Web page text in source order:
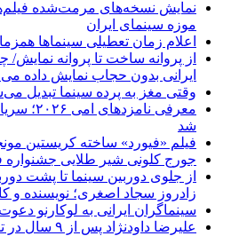
نمایش نسخه‌های مرمت‌شده
موزه سینمای ایران
اعلام زمان تعطیلی سینماها
از پروانه ساخت تا پروانه نمایش/
ایرانی بدون حجاب نمایش داده
وقتی مغز به پرده سینما تبدیل
معرفی
شد
فیلم «فیورد» ساخته کریستین مونجیو
جورج کلونی شیر طلایی جشنواره فیلم ونیز
از جلوی دوربین سینما تا پشت
زادروز سجاد اصغری؛ نویسنده و
سینماگران ایرانی به لوکارنو
علیرضا داودنژاد پس از ۹ سال در تدارک «زوجه دیجیتال»